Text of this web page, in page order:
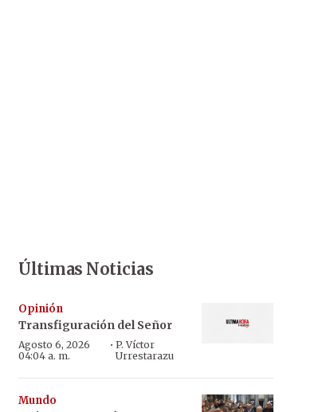
Últimas Noticias
Opinión
Transfiguración del Señor
Agosto 6, 2026
04:04 a. m.
· P. Víctor
Urrestarazu
Mundo